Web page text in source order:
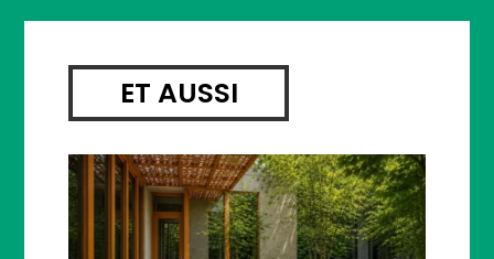
ET AUSSI